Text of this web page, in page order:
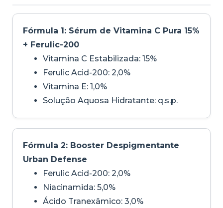
Fórmula 1: Sérum de Vitamina C Pura 15%
+ Ferulic-200
Vitamina C Estabilizada: 15%
Ferulic Acid-200: 2,0%
Vitamina E: 1,0%
Solução Aquosa Hidratante: q.s.p.
Fórmula 2: Booster Despigmentante
Urban Defense
Ferulic Acid-200: 2,0%
Niacinamida: 5,0%
Ácido Tranexâmico: 3,0%